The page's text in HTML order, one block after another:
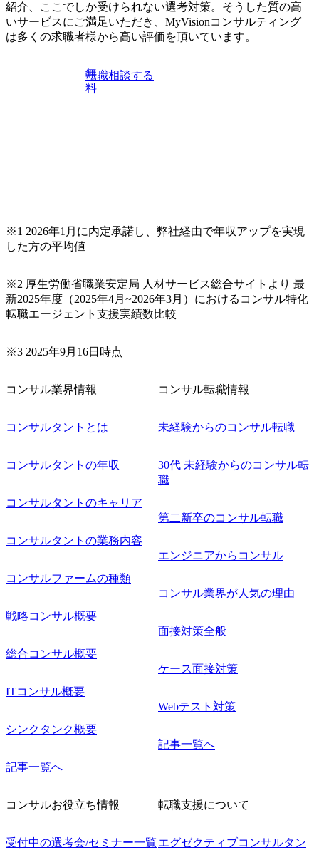
紹介、ここでしか受けられない選考対策。そうした質の高
いサービスにご満足いただき、MyVisionコンサルティング
は多くの求職者様から高い評価を頂いています。
無
料
転職相談する
※1 2026年1月に内定承諾し、弊社経由で年収アップを実現
した方の平均値
※2 厚生労働省職業安定局 人材サービス総合サイトより 最
新2025年度（2025年4月~2026年3月）におけるコンサル特化
転職エージェント支援実績数比較
※3 2025年9月16日時点
コンサル業界情報
コンサルタントとは
コンサルタントの年収
コンサルタントのキャリア
コンサルタントの業務内容
コンサルファームの種類
戦略コンサル概要
総合コンサル概要
ITコンサル概要
シンクタンク概要
記事一覧へ
コンサル転職情報
未経験からのコンサル転職
30代 未経験からのコンサル転
職
第二新卒のコンサル転職
エンジニアからコンサル
コンサル業界が人気の理由
面接対策全般
ケース面接対策
Webテスト対策
記事一覧へ
コンサルお役立ち情報
受付中の選考会/セミナー一覧
転職支援について
エグゼクティブコンサルタン